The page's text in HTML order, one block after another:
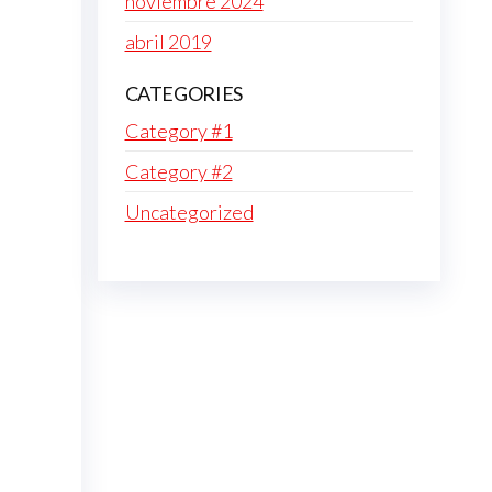
abril 2019
CATEGORIES
Category #1
Category #2
Uncategorized